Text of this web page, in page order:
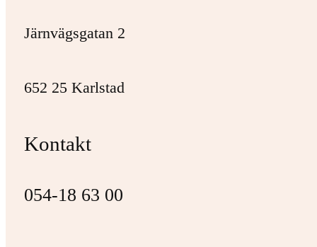
Järnvägsgatan 2
652 25 Karlstad
Kontakt
054-18 63 00